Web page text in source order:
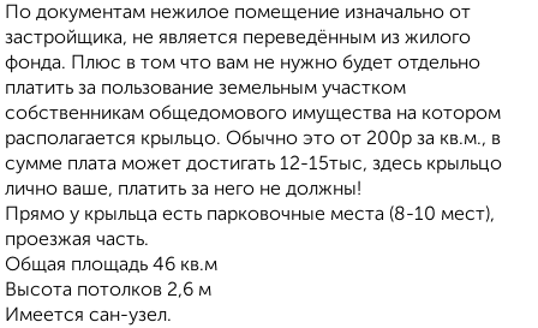
По документам нежилое помещение изначально от
застройщика, не является переведённым из жилого
фонда. Плюс в том что вам не нужно будет отдельно
платить за пользование земельным участком
собственникам общедомового имущества на котором
располагается крыльцо. Обычно это от 200р за кв.м., в
сумме плата может достигать 12-15тыс, здесь крыльцо
лично ваше, платить за него не должны!
Прямо у крыльца есть парковочные места (8-10 мест),
проезжая часть.
Общая площадь 46 кв.м
Высота потолков 2,6 м
Имеется сан-узел.